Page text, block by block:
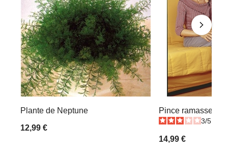
Plante de Neptune
12,99 €
Pince ramasse-
3/5
14,99 €